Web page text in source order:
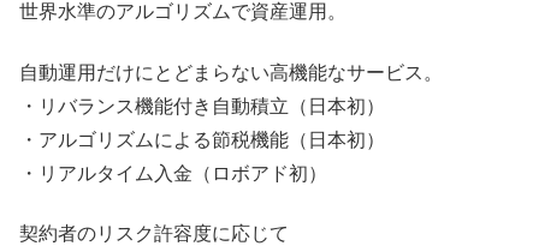
世界水準のアルゴリズムで資産運用。
自動運用だけにとどまらない高機能なサービス。
・リバランス機能付き自動積立（日本初）
・アルゴリズムによる節税機能（日本初）
・リアルタイム入金（ロボアド初）
契約者のリスク許容度に応じて